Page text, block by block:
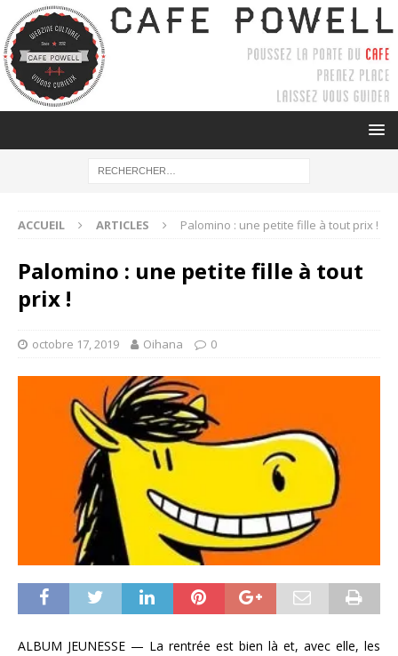
ACCUEIL ARTICLES Palomino : une petite fille à tout prix !
Palomino : une petite fille à tout
prix !
octobre 17, 2019 Oihana 0
ALBUM JEUNESSE — La rentrée est bien là et, avec elle, les